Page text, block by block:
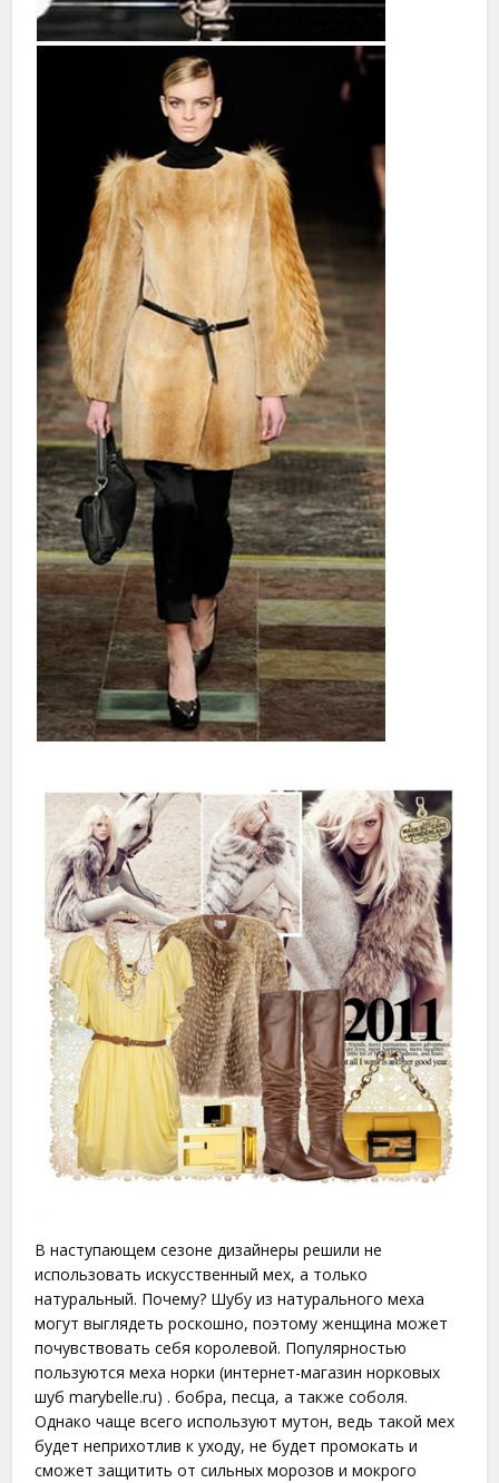
В наступающем сезоне дизайнеры решили не
использовать искусственный мех, а только
натуральный. Почему? Шубу из натурального меха
могут выглядеть роскошно, поэтому женщина может
почувствовать себя королевой. Популярностью
пользуются меха норки (интернет-магазин норковых
шуб marybelle.ru) . бобра, песца, а также соболя.
Однако чаще всего используют мутон, ведь такой мех
будет неприхотлив к уходу, не будет промокать и
сможет защитить от сильных морозов и мокрого